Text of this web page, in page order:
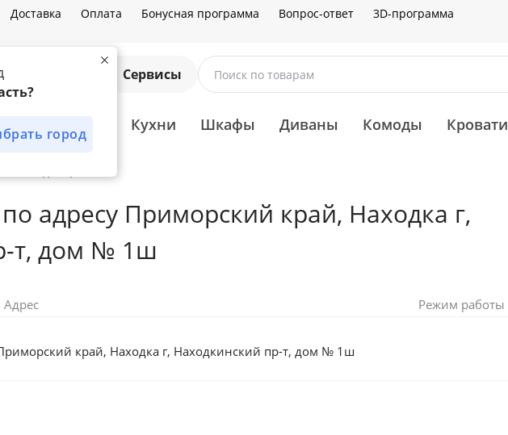
город
Доставка Оплата Бонусная программа Вопрос-ответ 3D-программа
Сервисы Поиск по товарам
решение Кухни Шкафы Диваны Комоды Кровати
адресу Приморский край, Находка г,
т, дом № 1ш
Адрес Режим работы
край, Находка г, Находкинский пр-т, дом № 1ш